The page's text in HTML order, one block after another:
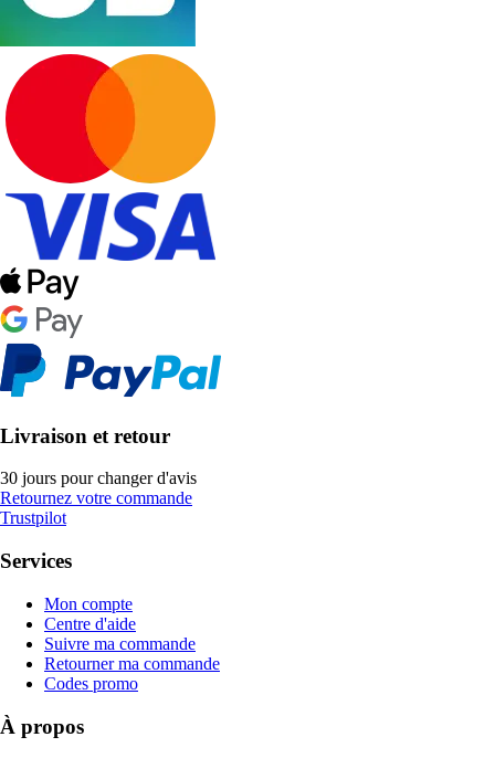
Livraison et retour
30 jours pour changer d'avis
Retournez votre commande
Trustpilot
Services
Mon compte
Centre d'aide
Suivre ma commande
Retourner ma commande
Codes promo
À propos